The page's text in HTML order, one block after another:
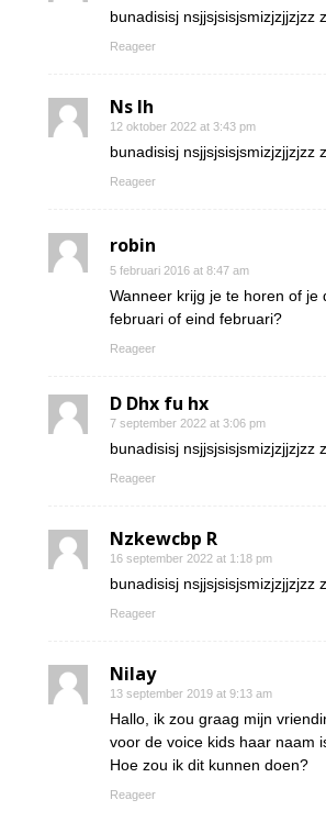
bunadisisj nsjjsjsisjsmizjzjjzjzz
Reageer
Ns Ih
12 oktober 2022 at 3:43 pm
bunadisisj nsjjsjsisjsmizjzjjzjzz
Reageer
robin
5 februari 2016 at 8:47 am
Wanneer krijg je te horen of je
februari of eind februari?
Reageer
D Dhx fu hx
7 september 2022 at 3:06 pm
bunadisisj nsjjsjsisjsmizjzjjzjzz
Reageer
Nzkewcbp R
16 september 2022 at 1:18 pm
bunadisisj nsjjsjsisjsmizjzjjzjzz
Reageer
Nilay
13 september 2019 at 9:13 am
Hallo, ik zou graag mijn
voor de voice kids haar naam
Hoe zou ik dit kunnen doen?
Reageer